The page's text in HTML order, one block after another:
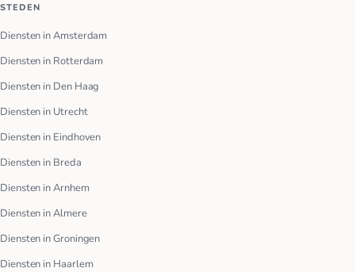
STEDEN
Diensten in Amsterdam
Diensten in Rotterdam
Diensten in Den Haag
Diensten in Utrecht
Diensten in Eindhoven
Diensten in Breda
Diensten in Arnhem
Diensten in Almere
Diensten in Groningen
Diensten in Haarlem